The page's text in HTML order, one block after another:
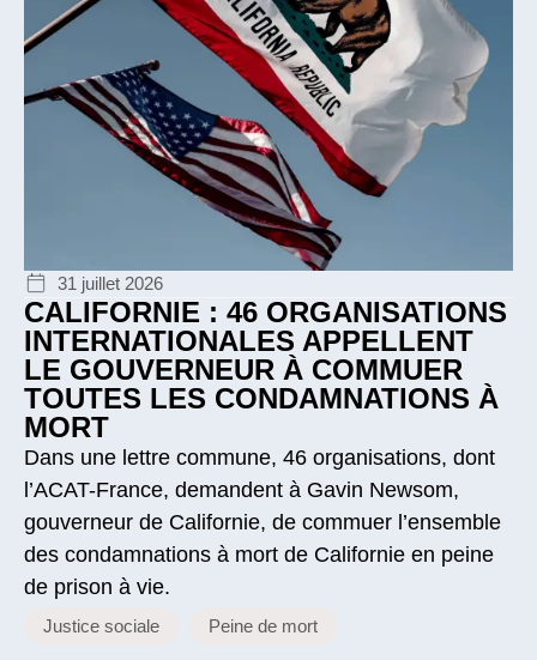
31 juillet 2026
CALIFORNIE : 46 ORGANISATIONS
INTERNATIONALES APPELLENT
LE GOUVERNEUR À COMMUER
TOUTES LES CONDAMNATIONS À
MORT
Dans une lettre commune, 46 organisations, dont
l’ACAT-France, demandent à Gavin Newsom,
gouverneur de Californie, de commuer l’ensemble
des condamnations à mort de Californie en peine
de prison à vie.
Justice sociale Peine de mort